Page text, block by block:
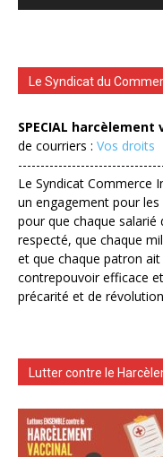
Le Syndicat du
SPECIAL harcèlement
de courriers : Vos droits
Le Syndicat Commerce
un engagement pour
pour que chaque
respecté, que chaque
et que chaque patron
contrepouvoir efficace
précarité et de
Lutter contre le